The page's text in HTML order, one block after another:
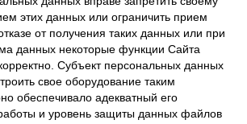
этих данных или ограничить прием
от получения таких данных или при
данных некоторые функции Сайта
Субъект персональных данных
свое оборудование таким
обеспечивало адекватный его
и уровень защиты данных файлов